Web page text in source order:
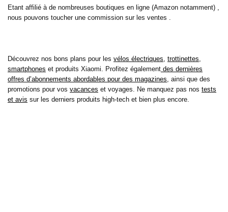
Etant affilié à de nombreuses boutiques en ligne (Amazon notamment) ,
nous pouvons toucher une commission sur les ventes .
Découvrez nos bons plans pour les vélos électriques trottinettes
smartphones et produits Xiaomi. Profitez également des dernières
offres d’abonnements abordables pour des magazines , ainsi que des
promotions pour vos vacances et voyages. Ne manquez pas nos tests
et avis sur les derniers produits high-tech et bien plus encore.